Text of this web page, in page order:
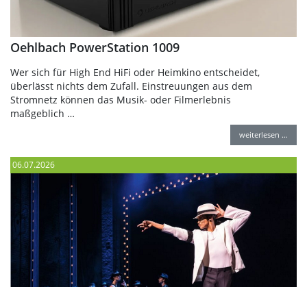
Oehlbach PowerStation 1009
Wer sich für High End HiFi oder Heimkino entscheidet,
überlässt nichts dem Zufall. Einstreuungen aus dem
Stromnetz können das Musik- oder Filmerlebnis
maßgeblich …
weiterlesen …
06.07.2026